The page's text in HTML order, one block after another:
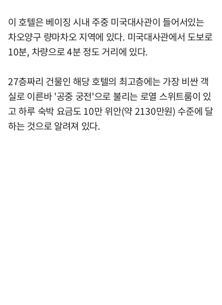
이 호텔은 베이징 시내 주중 미국대사관이 들어서있는
차오양구 량마차오 지역에 있다. 미국대사관에서 도보로
10분, 차량으로 4분 정도 거리에 있다.
27층짜리 건물인 해당 호텔의 최고층에는 가장 비싼 객
실로 이른바 '공중 궁전'으로 불리는 로열 스위트룸이 있
고 하루 숙박 요금도 10만 위안(약 2130만원) 수준에 달
하는 것으로 알려져 있다.